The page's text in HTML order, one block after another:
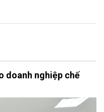
doanh nghiệp chế